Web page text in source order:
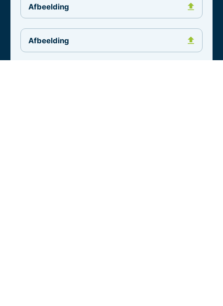
Afbeelding
Afbeelding